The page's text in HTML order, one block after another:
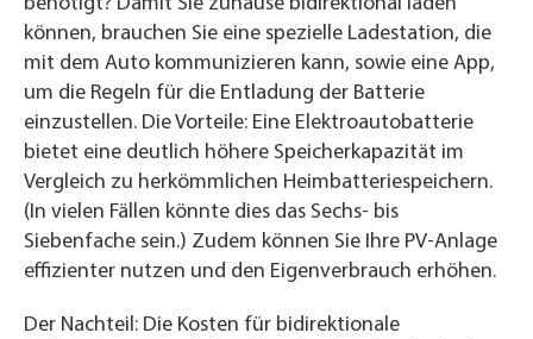
können, brauchen Sie eine spezielle Ladestation, die
mit dem Auto kommunizieren kann, sowie eine App,
um die Regeln für die Entladung der Batterie
einzustellen. Die Vorteile: Eine Elektroautobatterie
bietet eine deutlich höhere Speicherkapazität im
Vergleich zu herkömmlichen Heimbatteriespeichern.
(In vielen Fällen könnte dies das Sechs- bis
Siebenfache sein.) Zudem können Sie Ihre PV-Anlage
effizienter nutzen und den Eigenverbrauch erhöhen.
Der Nachteil: Die Kosten für bidirektionale